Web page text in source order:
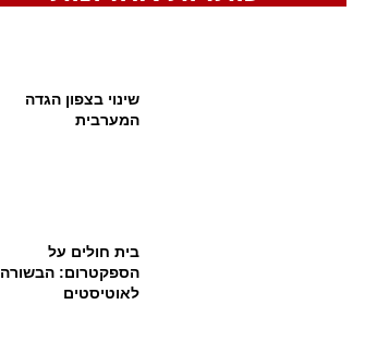
שינוי בצפון הגדה
המערבית
בית חולים על
הספקטרום: הבשורה
לאוטיסטים